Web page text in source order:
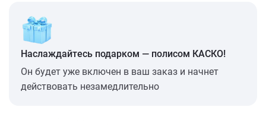
Наслаждайтесь подарком — полисом КАСКО!
Он будет уже включен в ваш заказ и начнет
действовать незамедлительно